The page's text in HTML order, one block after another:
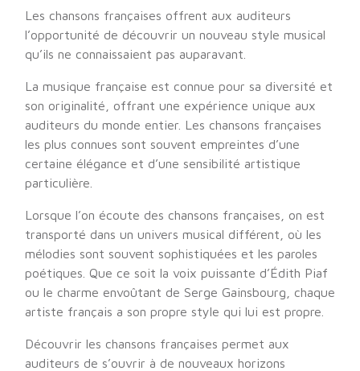
Les chansons françaises offrent aux auditeurs
l’opportunité de découvrir un nouveau style musical
qu’ils ne connaissaient pas auparavant.
La musique française est connue pour sa diversité et
son originalité, offrant une expérience unique aux
auditeurs du monde entier. Les chansons françaises
les plus connues sont souvent empreintes d’une
certaine élégance et d’une sensibilité artistique
particulière.
Lorsque l’on écoute des chansons françaises, on est
transporté dans un univers musical différent, où les
mélodies sont souvent sophistiquées et les paroles
poétiques. Que ce soit la voix puissante d’Édith Piaf
ou le charme envoûtant de Serge Gainsbourg, chaque
artiste français a son propre style qui lui est propre.
Découvrir les chansons françaises permet aux
auditeurs de s’ouvrir à de nouveaux horizons